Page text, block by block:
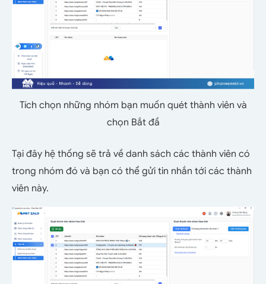
Tích chọn những nhóm bạn muốn quét thành viên và
chọn Bắt đầ
Tại đây hệ thống sẽ trả về danh sách các thành viên có
trong nhóm đó và bạn có thể gửi tin nhắn tới các thành
viên này.